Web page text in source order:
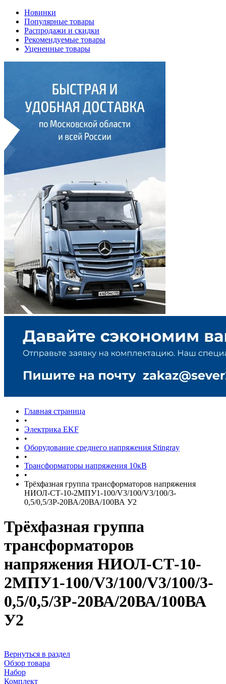
Новинки
Популярные товары
Распродажи и скидки
Рекомендуемые товары
Уцененные товары
Главная страница
•
Электрика EKF
•
Оборудование среднего напряжения Stingray
•
Трансформаторы напряжения 10кВ
•
Трёхфазная группа трансформаторов напряжения
НИОЛ-СТ-10-2МПУ1-100/V3/100/V3/100/3-
0,5/0,5/3Р-20ВА/20ВА/100ВА У2
Трёхфазная группа
трансформаторов
напряжения НИОЛ-СТ-10-
2МПУ1-100/V3/100/V3/100/3-
0,5/0,5/3Р-20ВА/20ВА/100ВА
У2
Вернуться в раздел
Обзор товара
Набор
Комплект